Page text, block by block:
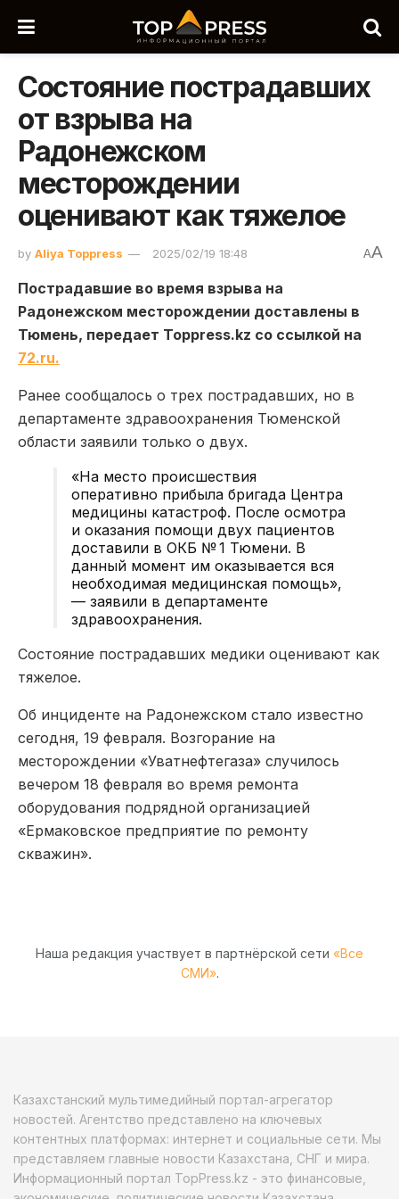
Состояние пострадавших
от взрыва на
Радонежском
месторождении
оценивают как тяжелое
by Aliya Toppress 2025/02/19 18:48 AA
Пострадавшие во время взрыва на
Радонежском месторождении доставлены в
Тюмень, передает Toppress.kz со ссылкой на
72.ru.
Ранее сообщалось о трех пострадавших, но в
департаменте здравоохранения Тюменской
области заявили только о двух.
«На место происшествия
оперативно прибыла бригада Центра
медицины катастроф. После осмотра
и оказания помощи двух пациентов
доставили в ОКБ № 1 Тюмени. В
данный момент им оказывается вся
необходимая медицинская помощь»,
— заявили в департаменте
здравоохранения.
Состояние пострадавших медики оценивают как
тяжелое.
Об инциденте на Радонежском стало известно
сегодня, 19 февраля. Возгорание на
месторождении «Уватнефтегаза» случилось
вечером 18 февраля во время ремонта
оборудования подрядной организацией
«Ермаковское предприятие по ремонту
скважин».
Наша редакция участвует в партнёрской сети «Все
СМИ».
Казахстанский мультимедийный портал-агрегатор
новостей. Агентство представлено на ключевых
контентных платформах: интернет и социальные сети. Мы
представляем главные новости Казахстана, СНГ и мира.
Информационный портал TopPress.kz - это финансовые,